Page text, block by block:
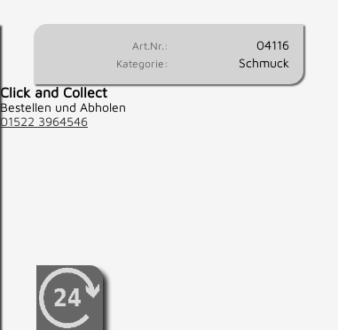
Art.Nr.: 04116
Kategorie: Schmuck
Click and Collect
Bestellen und Abholen
01522 3964546